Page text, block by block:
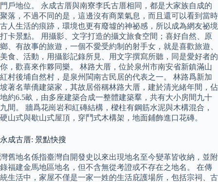
門戶地位。 永成古厝與南寮李氏古厝相同，都是大家族自成的
聚落，不過不同的是，這邊沒有商業氣息，而且還可以看到當時
古人生活的痕跡，環境也更有廢墟的神祕感，所以成為網友祕境
打卡景點。 用攝影、文字打造的攝文旅食空間；喜好自然、原
鄉、有故事的旅遊，一個不愛受約制的射手女，就是喜歡旅遊、
美食、活動，用攝影記錄所見、用文字撰寫所聽，同是愛好者的
你，歡喜來作夥同樂。 林路大厝，位於泉州市南安省新鎮滿山
紅村後埔自然村，是泉州閩南古民居的代表之一。 林路爲新加
坡著名華僑建築家，其故居俗稱林路大厝，建於清光緒年間，佔
地約6.5畝，由多座建築合成一整體建築羣，共有大小房間九十
九間。 牆爲花崗岩和紅磚結構，樑柱有鋼筋水泥與木構混合，
硬山式與歇山式屋頂，穿鬥式木構架，地面鋪飾進口花磚。
永成古厝: 景點快搜
灣舊地名係指臺灣自開發史以來出現地名至今變革皆收納，並附
錄福建金馬地區地名，但不含無從考證或不存在之地名。 在傳
統生活中，家屋不僅是一家一姓的生活庇護場所，包括宗祠、古